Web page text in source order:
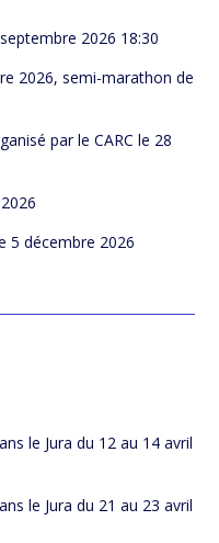
2026 18:30
2026, semi-marathon de
par le CARC le 28
5 décembre 2026
le Jura du 12 au 14 avril
le Jura du 21 au 23 avril